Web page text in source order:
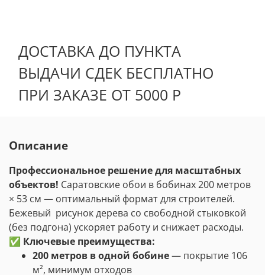
ДОСТАВКА ДО ПУНКТА
ВЫДАЧИ СДЕК БЕСПЛАТНО
ПРИ ЗАКАЗЕ ОТ 5000 Р
Описание
Профессиональное решение для масштабных
объектов! Саратовские обои в бобинах 200 метров
× 53 см — оптимальный формат для строителей.
Бежевый рисунок дерева со свободной стыковкой
(без подгона) ускоряет работу и снижает расходы.
✅ Ключевые преимущества:
200 метров в одной бобине— покрытие 106
м², минимум отходов